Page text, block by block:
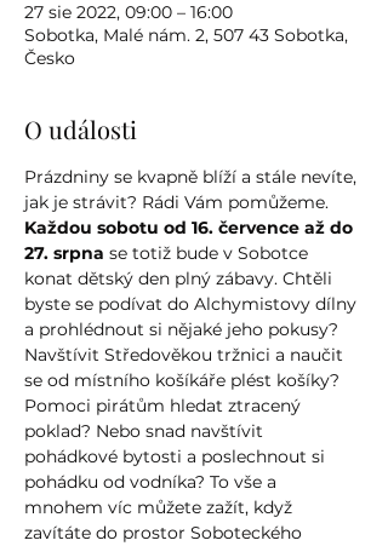
27 sie 2022, 09:00 – 16:00
Sobotka, Malé nám. 2, 507 43 Sobotka,
Česko
O události
Prázdniny se kvapně blíží a stále nevíte,
jak je strávit? Rádi Vám pomůžeme.
Každou sobotu od 16. července až do
27. srpna se totiž bude v Sobotce
konat dětský den plný zábavy. Chtěli
byste se podívat do Alchymistovy dílny
a prohlédnout si nějaké jeho pokusy?
Navštívit Středověkou tržnici a naučit
se od místního košíkáře plést košíky?
Pomoci pirátům hledat ztracený
poklad? Nebo snad navštívit
pohádkové bytosti a poslechnout si
pohádku od vodníka? To vše a
mnohem víc můžete zažít, když
zavítáte do prostor Soboteckého